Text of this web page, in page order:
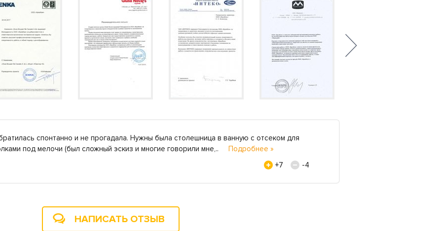
спонтанно и не прогадала. Нужны была столешница в ванную с отсеком для
под мелочи (был сложный эскиз и многие говорили мне,.. Подробнее »
+7
-4
НАПИСАТЬ ОТЗЫВ